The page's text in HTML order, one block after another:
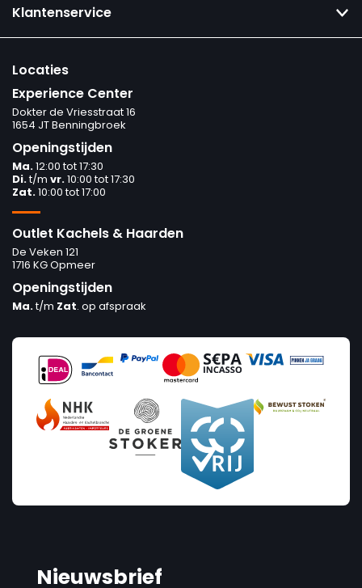
Klantenservice
Locaties
Experience Center
Dokter de Vriesstraat 16
1654 JT Benningbroek
Openingstijden
Ma.12:00 tot 17:30
Di.t/m vr.10:00 tot 17:30
Zat.10:00 tot 17:00
Outlet Kachels & Haarden
De Veken 121
1716 KG Opmeer
Openingstijden
Ma.t/m Zat. op afspraak
Nieuwsbrief